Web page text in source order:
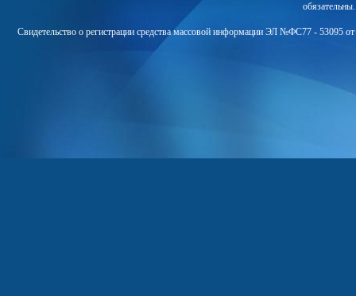
Свидетельство о регистрации средства массовой информации ЭЛ №ФС77 - 53095